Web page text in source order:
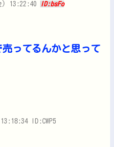
) 13:22:40 ID:bsFo
ってるんかと思って
ID:CWP5